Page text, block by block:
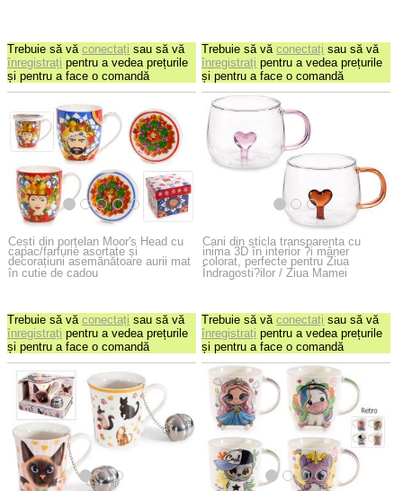
Trebuie să vă conectați sau să vă
înregistrați pentru a vedea prețurile
și pentru a face o comandă
Trebuie să văconectați sau să vă
înregistrați pentru a vedea prețurile
și pentru a face o comandă
Cești din porțelan Moor's Head cu
capac/farfurie asortate și
decorațiuni asemănătoare aurii mat
în cutie de cadou
Trebuie să vă conectați sau să vă
înregistrați pentru a vedea prețurile
și pentru a face o comandă
Cani din sticla transparenta cu
inima 3D în interior ?i mâner
colorat, perfecte pentru Ziua
Îndragosti?ilor / Ziua Mamei
Trebuie să văconectați sau să vă
înregistrați pentru a vedea prețurile
și pentru a face o comandă